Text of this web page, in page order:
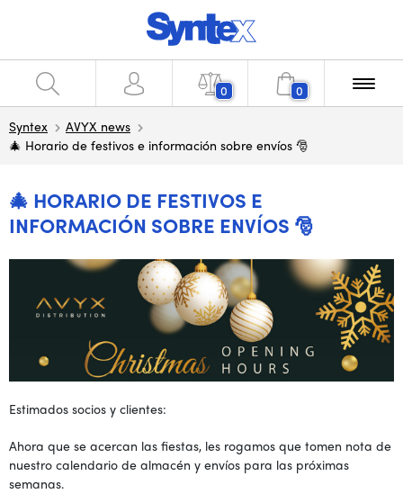
0 0
Syntex
AVYX news
🎄 Horario de festivos e información sobre envíos 🎅
🎄 HORARIO DE FESTIVOS E
INFORMACIÓN SOBRE ENVÍOS 🎅
Estimados socios y clientes:
Ahora que se acercan las fiestas, les rogamos que tomen nota de
nuestro calendario de almacén y envíos para las próximas
semanas.